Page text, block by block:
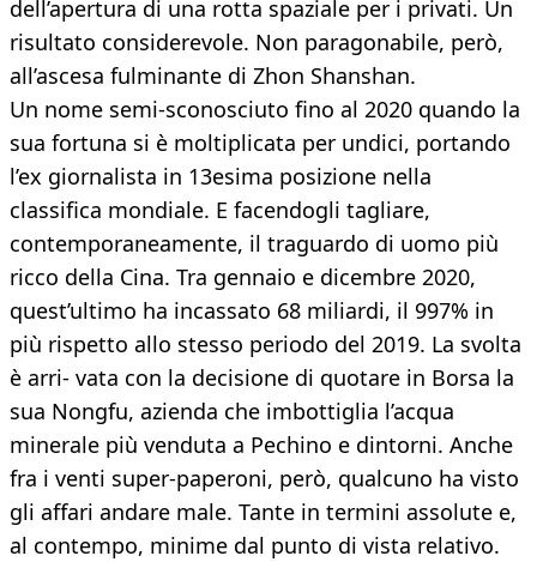
dell’apertura di una rotta spaziale per i privati. Un
risultato considerevole. Non paragonabile, però,
all’ascesa fulminante di Zhon Shanshan.
Un nome semi-sconosciuto fino al 2020 quando la
sua fortuna si è moltiplicata per undici, portando
l’ex giornalista in 13esima posizione nella
classifica mondiale. E facendogli tagliare,
contemporaneamente, il traguardo di uomo più
ricco della Cina. Tra gennaio e dicembre 2020,
quest’ultimo ha incassato 68 miliardi, il 997% in
più rispetto allo stesso periodo del 2019. La svolta
è arri- vata con la decisione di quotare in Borsa la
sua Nongfu, azienda che imbottiglia l’acqua
minerale più venduta a Pechino e dintorni. Anche
fra i venti super-paperoni, però, qualcuno ha visto
gli affari andare male. Tante in termini assolute e,
al contempo, minime dal punto di vista relativo.